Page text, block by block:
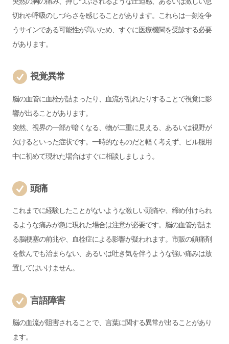
切れや呼吸のしづらさを感じることがあります。これらは一刻を争
うサインである可能性が高いため、すぐに医療機関を受診する必要
があります。
視覚異常
脳の血管に血栓が詰まったり、血流が乱れたりすることで視覚に影
響が出ることがあります。
突然、視界の一部が暗くなる、物が二重に見える、あるいは視野が
欠けるといった症状です。一時的なものだと軽く考えず、ピル服用
中に初めて現れた場合はすぐに相談しましょう。
頭痛
これまでに経験したことがないような激しい頭痛や、締め付けられ
るような痛みが急に現れた場合は注意が必要です。脳の血管が詰ま
る脳梗塞の前兆や、血栓症による影響が疑われます。市販の鎮痛剤
を飲んでも治まらない、あるいは吐き気を伴うような強い痛みは放
置してはいけません。
言語障害
脳の血流が阻害されることで、言葉に関する異常が出ることがあり
ます。